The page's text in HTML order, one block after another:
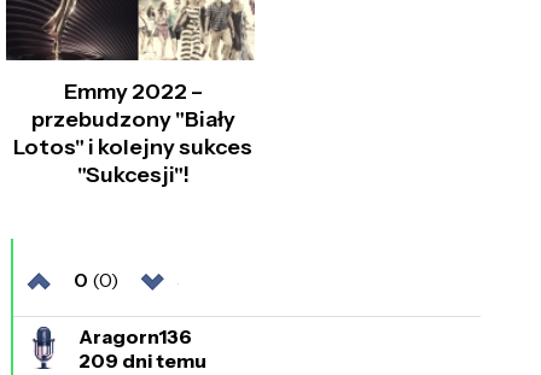
Emmy 2022 –
przebudzony "Biały
Lotos" i kolejny sukces
"Sukcesji"!
0 (0)
Aragorn136
209 dni temu